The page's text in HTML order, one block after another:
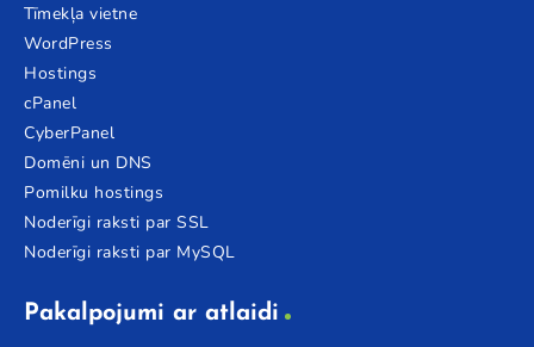
Tīmekļa vietne
WordPress
Hostings
cPanel
CyberPanel
Domēni un DNS
Pomilku hostings
Noderīgi raksti par SSL
Noderīgi raksti par MySQL
Pakalpojumi ar atlaidi